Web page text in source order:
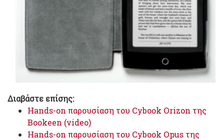
Διαβάστε επίσης:
Hands-on παρουσίαση του Cybook Orizon της
Bookeen (video)
Hands-on παρουσίαση του Cybook Opus της